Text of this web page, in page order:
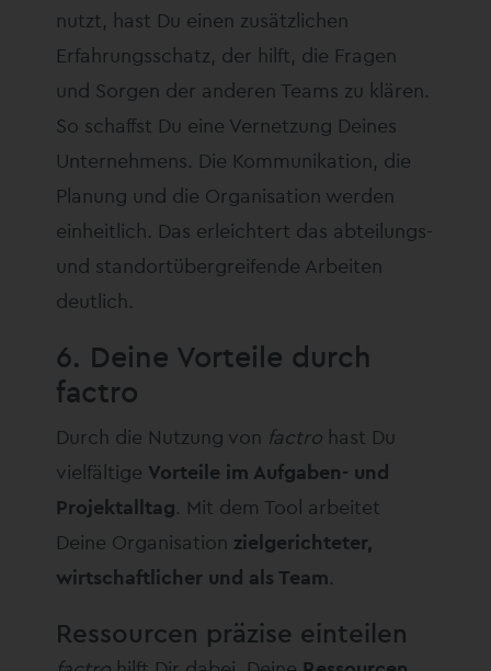
nutzt, hast Du einen zusätzlichen
Erfahrungsschatz, der hilft, die Fragen
und Sorgen der anderen Teams zu klären.
So schaffst Du eine Vernetzung Deines
Unternehmens. Die Kommunikation, die
Planung und die Organisation werden
einheitlich. Das erleichtert das abteilungs-
und standortübergreifende Arbeiten
deutlich.
6. Deine Vorteile durch
factro
Durch die Nutzung von factro hast Du
vielfältige Vorteile im Aufgaben- und
Projektalltag. Mit dem Tool arbeitet
Deine Organisation zielgerichteter,
wirtschaftlicher und als Team.
Ressourcen präzise einteilen